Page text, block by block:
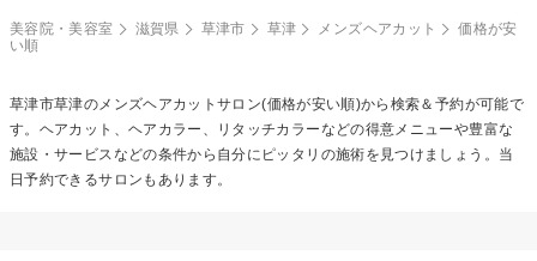
美容院・美容室 滋賀県 草津市 草津 メンズヘアカット
価格が安
い順
草津市草津の メンズヘアカットサロン(価格が安い順)から検索＆予約が可能で
す。ヘアカット、ヘアカラー、リタッチカラーなどの得意メニューや豊富な
施設・サービスなどの条件から自分にピッタリの施術を見つけましょう。当
日予約できるサロンもあります。